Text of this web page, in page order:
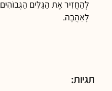
לְהַחֲזִיר אֶת הַגַּלִּים הַגְּבוֹהִים
לָאַהֲבָה.
תגיות: